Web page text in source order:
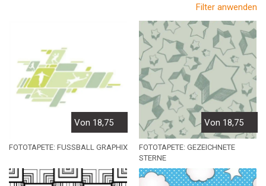
Filter anwenden
Von 18,75
FOTOTAPETE: FUSSBALL GRAPHIX
Von 18,75
FOTOTAPETE: GEZEICHNETE
STERNE